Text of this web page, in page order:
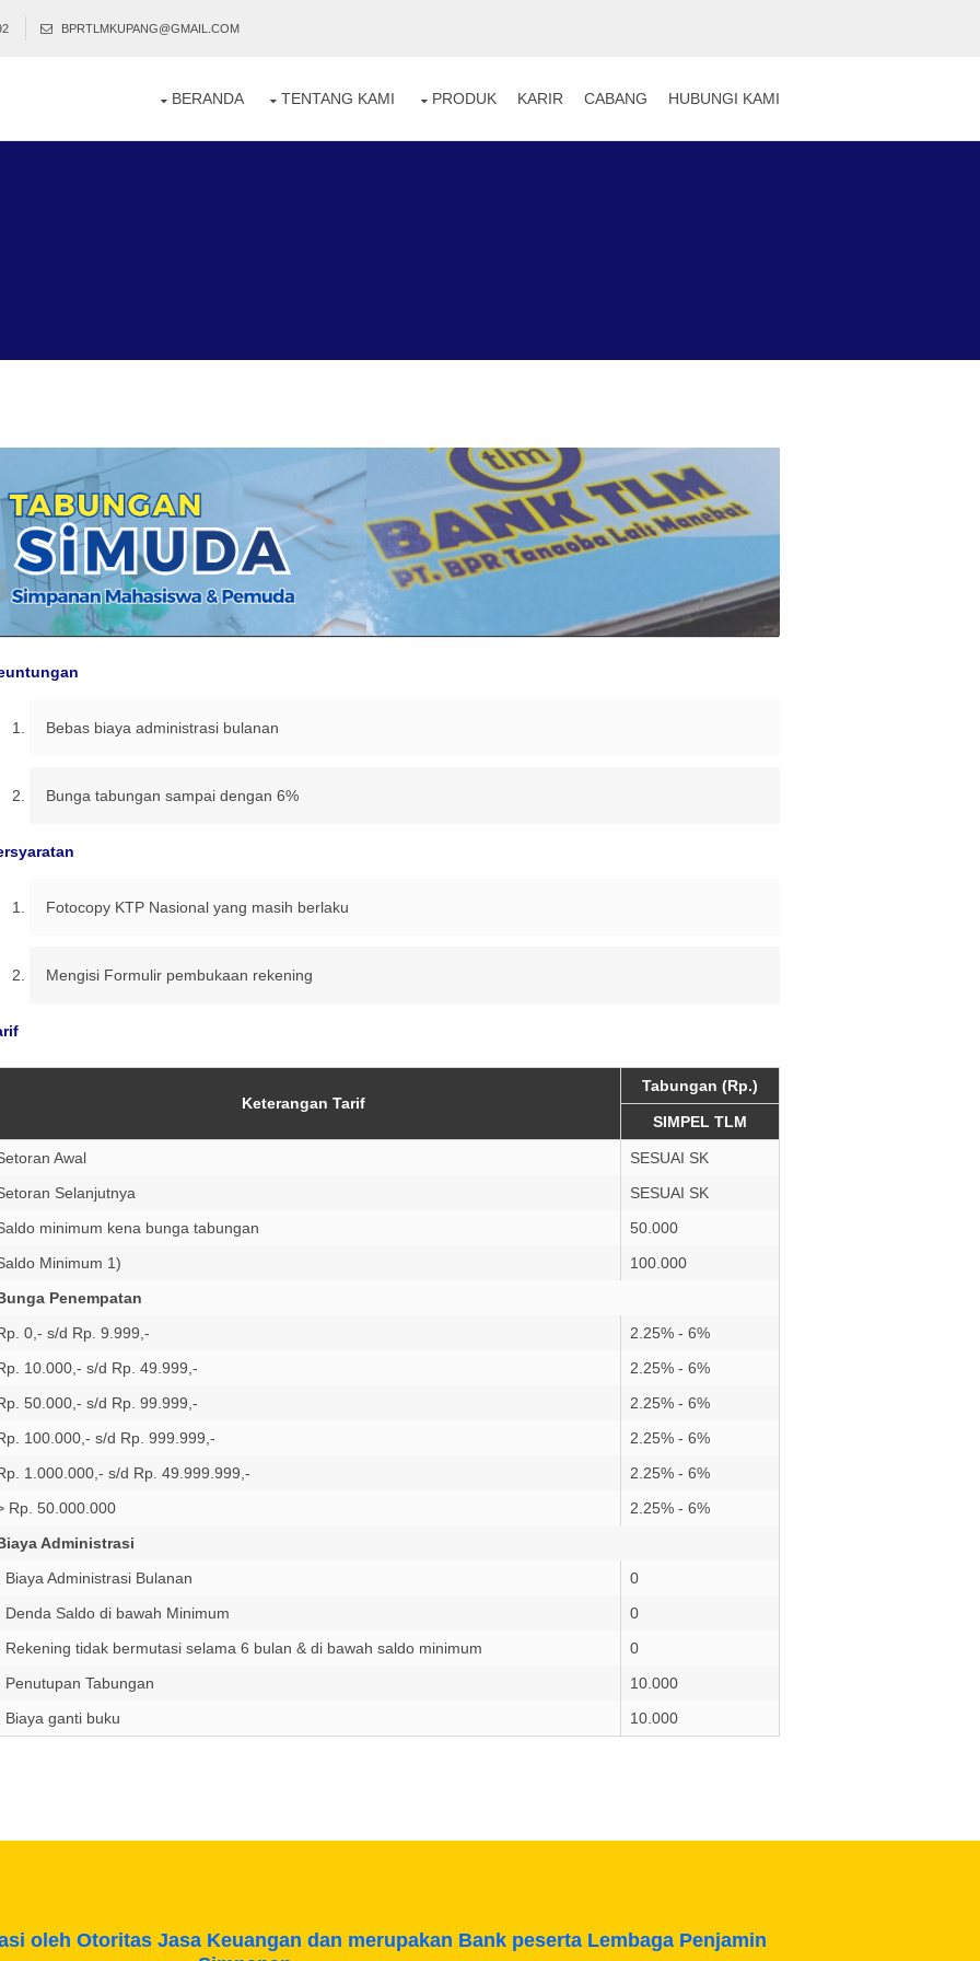
BPRTLMKUPANG@GMAIL.COM
BERANDA TENTANG KAMI PRODUK KARIR CABANG HUBUNGI KAMI
Bebas biaya administrasi bulanan
Bunga tabungan sampai dengan 6%
Fotocopy KTP Nasional yang masih berlaku
Mengisi Formulir pembukaan rekening
Keterangan Tarif
Tabungan (Rp.)
SIMPEL TLM
Awal
SESUAI SK
Selanjutnya
SESUAI SK
minimum kena bunga tabungan
50.000
Minimum 1)
100.000
Penempatan
0,- s/d Rp. 9.999,-
2.25% - 6%
10.000,- s/d Rp. 49.999,-
2.25% - 6%
50.000,- s/d Rp. 99.999,-
2.25% - 6%
100.000,- s/d Rp. 999.999,-
2.25% - 6%
1.000.000,- s/d Rp. 49.999.999,-
2.25% - 6%
Rp. 50.000.000
2.25% - 6%
Administrasi
Biaya Administrasi Bulanan
0
Denda Saldo di bawah Minimum
0
Rekening tidak bermutasi selama 6 bulan & di bawah saldo minimum
0
Penutupan Tabungan
10.000
Biaya ganti buku
10.000
oleh Otoritas Jasa Keuangan dan merupakan Bank peserta Lembaga Penjamin